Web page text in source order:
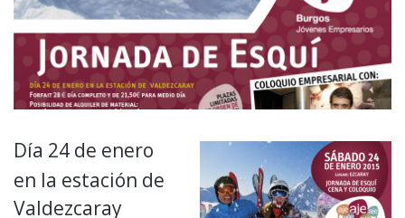
Día 24 de enero
en la estación de
Valdezcaray